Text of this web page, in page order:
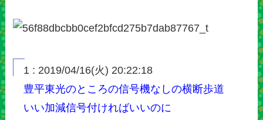
1 : 2019/04/16(火) 20:22:18
豊平東光のところの信号機なしの横断歩道
いい加減信号付ければいいのに